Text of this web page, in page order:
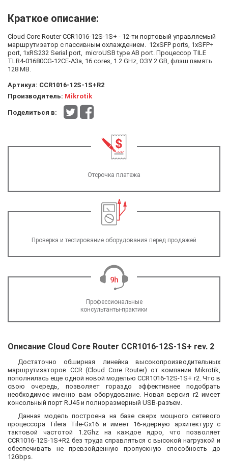
Краткое описание:
Cloud Core Router CCR1016-12S-1S+ - 12-ти портовый управляемый
маршрутизатор с пассивным охлаждением. 12хSFP ports, 1xSFP+
port, 1xRS232 Serial port, microUSB type AB port. Процессор TILE
TLR4-01680CG-12CE-A3a, 16 cores, 1.2 GHz, ОЗУ 2 GB, флэш память
128 MB.
Артикул: CCR1016-12S-1S+R2
Производитель: Mikrotik
Поделиться в:
Отсрочка платежа
Проверка и тестирование оборудования перед продажей
Профессиональные
консультанты-практики
Описание Cloud Core Router CCR1016-12S-1S+ rev. 2
Достаточно обширная линейка высокопроизводительных
маршрутизаторов CCR (Cloud Core Router) от компании Mikrotik,
пополнилась еще одной новой моделью CCR1016-12S-1S+ r2. Что в
свою очередь, позволяет гораздо эффективнее подобрать
необходимое именно вам оборудование. Новая версия r2 имеет
консольный порт RJ45 и полноразмерный USB-разъем.
Данная модель построена на базе сверх мощного сетевого
процессора Tilera Tile-Gx16 и имеет 16-ядерную архитектуру с
тактовой частотой 1.2Ghz на каждое ядро, что позволяет
CCR1016-12S-1S+R2 без труда справляться с высокой нагрузкой и
обеспечивать не превзойденную пропускную способность до
12Gbps.